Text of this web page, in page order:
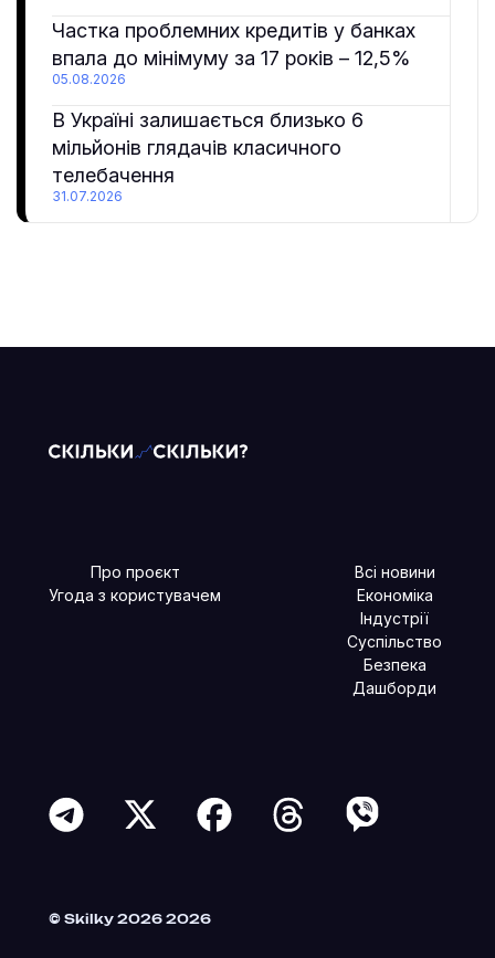
Частка проблемних кредитів у банках
впала до мінімуму за 17 років – 12,5%
05.08.2026
В Україні залишається близько 6
мільйонів глядачів класичного
телебачення
31.07.2026
Про проєкт
Угода з користувачем
Всі новини
Економіка
Індустрії
Суспільство
Безпека
Дашборди
Читайте більше в наших соцмережах
© Skilky 2026 2026